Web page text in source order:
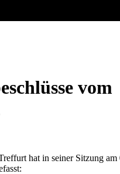
vom
hat in seiner Sitzung